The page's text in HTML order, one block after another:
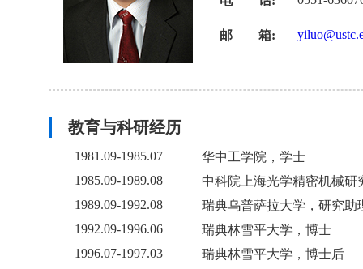
邮 箱:
教育与科研经历
1981.09-1985.07
华中工学院，学士
1985.09-1989.08
中科院上海光学精密机械研
1989.09-1992.08
瑞典乌普萨拉大学，研究助
1992.09-1996.06
瑞典林雪平大学，博士
1996.07-1997.03
瑞典林雪平大学，博士后